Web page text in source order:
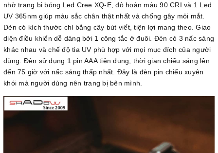
nhờ trang bị bóng Led Cree XQ-E, độ hoàn màu 90 CRI và 1 Led
UV 365nm giúp màu sắc chân thật nhất và chống gây mỏi mắt.
Đèn có kích thước chỉ bằng cây bút viết, tiện lợi mang theo. Giao
diện điều khiển dễ dàng bởi 1 công tắc ở đuôi. Đèn có 3 nấc sáng
khác nhau và chế độ tia UV phù hợp với mọi mục đích của người
dùng. Đèn sử dụng 1 pin AAA tiện dụng, thời gian chiếu sáng lên
đến 75 giờ với nấc sáng thấp nhất. Đây là đèn pin chiếu xuyên
khói mà người dùng nên trang bị bên mình.